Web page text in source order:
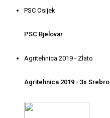
PSC Osijek
PSC Bjelovar
Agritehnica 2019 - Zlato
Agritehnica 2019 - 3x Srebro